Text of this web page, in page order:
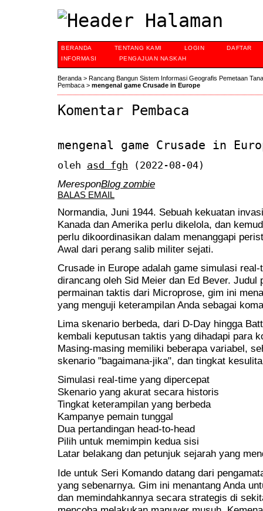
BERANDA TENTANG KAMI LOGIN
DAFTAR
INFORMASI
PENGAJUAN NASKAH
Beranda > Rancang Bangun Sistem Informasi Geografis Pemetaan
Pembaca > mengenal game Crusade in Europe
Komentar Pembaca
mengenal game Crusade in
oleh asd fgh (2022-08-04)
MeresponBlog zombie
BALAS EMAIL
Normandia, Juni 1944. Sebuah kekuatan
Kanada dan Amerika perlu dikelola, dan
perlu dikoordinasikan dalam menanggapi
Awal dari perang salib militer sejati.
Crusade in Europe adalah game simulasi
dirancang oleh Sid Meier dan Ed Bever. Judul
permainan taktis dari Microprose, gim ini
yang menguji keterampilan Anda sebagai
Lima skenario berbeda, dari D-Day hingga
kembali keputusan taktis yang dihadapi para
Masing-masing memiliki beberapa variabel,
skenario "bagaimana-jika", dan tingkat
Simulasi real-time yang dipercepat
Skenario yang akurat secara historis
Tingkat keterampilan yang berbeda
Kampanye pemain tunggal
Dua pertandingan head-to-head
Pilih untuk memimpin kedua sisi
Latar belakang dan petunjuk sejarah yang
Ide untuk Seri Komando datang dari
yang sebenarnya. Gim ini menantang Anda
dan memindahkannya secara strategis di